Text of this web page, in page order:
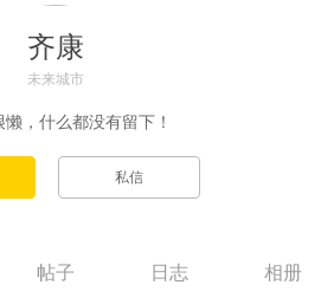
齐康
未来城市
，什么都没有留下！
帖子 日志 相册